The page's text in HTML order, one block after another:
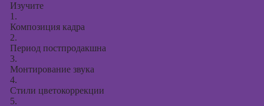
Изучите
1.
Композиция кадра
2.
Период постпродакшна
3.
Монтирование звука
4.
Стили цветокоррекции
5.